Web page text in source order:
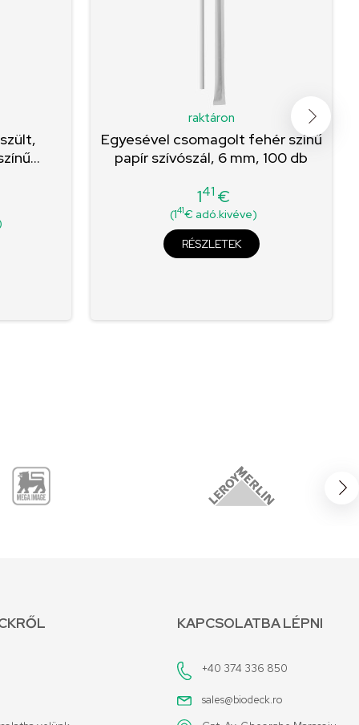
raktáron
Egyesével csomagolt fehér színű
papír szívószál, 6 mm, 100 db
Ár
141 €
(141€ adó.kivéve)
RÉSZLETEK
KAPCSOLATBA LÉPNI
+40 374 336 850
sales@biodeck.ro